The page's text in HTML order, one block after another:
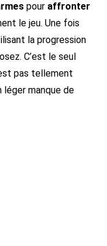
pour affronter
le jeu. Une fois
la progression
C’est le seul
pas tellement
manque de